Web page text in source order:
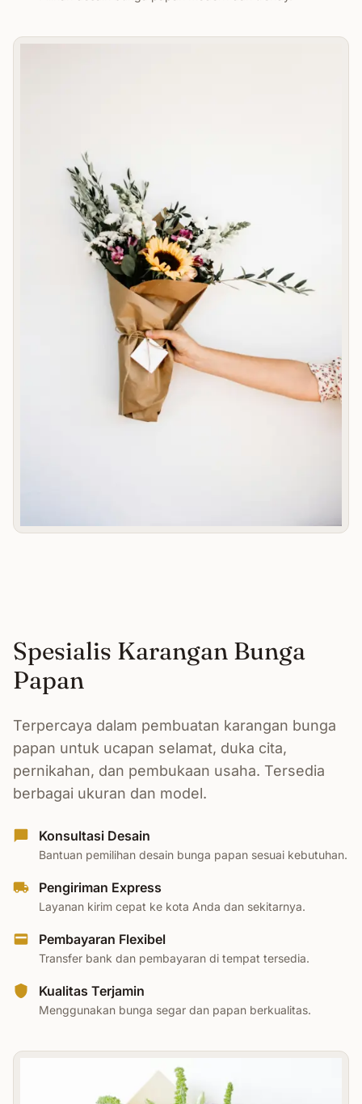
Spesialis Karangan Bunga
Papan
Terpercaya dalam pembuatan karangan bunga
papan untuk ucapan selamat, duka cita,
pernikahan, dan pembukaan usaha. Tersedia
berbagai ukuran dan model.
Konsultasi Desain
Bantuan pemilihan desain bunga papan sesuai kebutuhan.
Pengiriman Express
Layanan kirim cepat ke kota Anda dan sekitarnya.
Pembayaran Flexibel
Transfer bank dan pembayaran di tempat tersedia.
Kualitas Terjamin
Menggunakan bunga segar dan papan berkualitas.